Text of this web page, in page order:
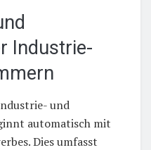
Industrie-
und
automatisch mit
Dies umfasst